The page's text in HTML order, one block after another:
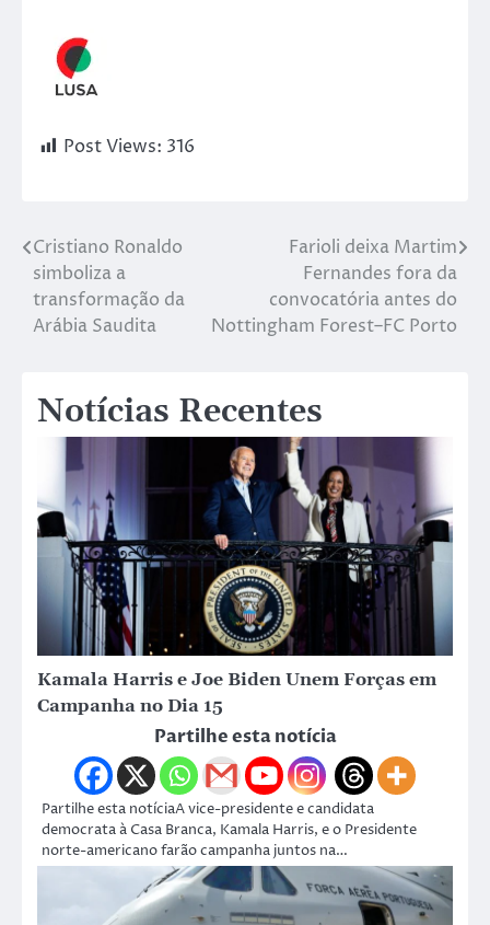
Post Views: 316
Cristiano Ronaldo
simboliza a
transformação da
Arábia Saudita
Farioli deixa Martim
Fernandes fora da
convocatória antes do
Nottingham Forest–FC Porto
Notícias Recentes
Kamala Harris e Joe Biden Unem Forças em
Campanha no Dia 15
Partilhe esta notícia
Partilhe esta notíciaA vice-presidente e candidata
democrata à Casa Branca, Kamala Harris, e o Presidente
norte-americano farão campanha juntos na…